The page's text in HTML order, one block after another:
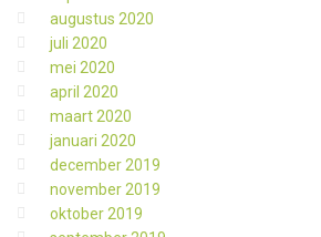
augustus 2020
juli 2020
mei 2020
april 2020
maart 2020
januari 2020
december 2019
november 2019
oktober 2019